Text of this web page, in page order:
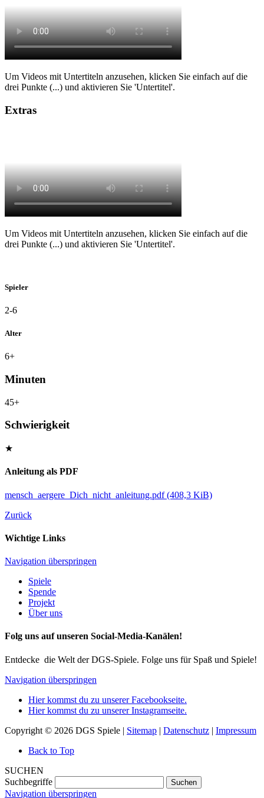
Um Videos mit Untertiteln anzusehen, klicken Sie einfach auf die
drei Punkte (...) und aktivieren Sie 'Untertitel'.
Extras
Um Videos mit Untertiteln anzusehen, klicken Sie einfach auf die
drei Punkte (...) und aktivieren Sie 'Untertitel'.
Spieler
2-6
Alter
6+
Minuten
45+
Schwierigkeit
★
Anleitung als PDF
mensch_aergere_Dich_nicht_anleitung.pdf(408,3 KiB)
Zurück
Wichtige Links
Navigation überspringen
Spiele
Spende
Projekt
Über uns
Folg uns auf unseren Social-Media-Kanälen!
Entdecke die Welt der DGS-Spiele. Folge uns für Spaß und Spiele!
Navigation überspringen
Hier kommst du zu unserer Facebookseite.
Hier kommst du zu unserer Instagramseite.
Copyright © 2026 DGS Spiele | Sitemap | Datenschutz | Impressum
Back to Top
SUCHEN
Suchbegriffe
Suchen
Navigation überspringen